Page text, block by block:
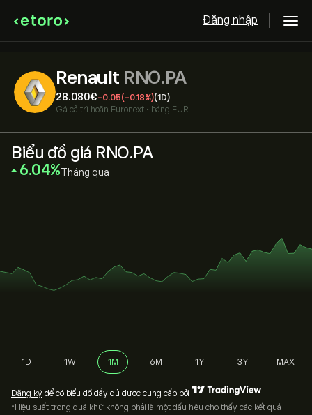
Đăng nhập
Renault RNO.PA
28.080‎€‎-0.05(-0.18%)(1D)
Giá cả trì hoãn Euronext • bằng EUR
Biểu đồ giá RNO.PA
‎6.04‎ Tháng qua
1D 1W 1M 6M 1Y 3Y MAX
Đăng ký để có biểu đồ đầy đủ được cung cấp bởi
*Hiệu suất trong quá khứ không phải là một dấu hiệu cho thấy các kết quả